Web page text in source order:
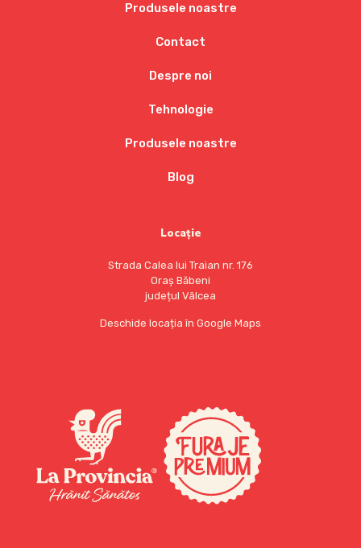
Produsele noastre
Contact
Despre noi
Tehnologie
Produsele noastre
Blog
Locație
Strada Calea lui Traian nr. 176
Oraș Băbeni
județul Vâlcea
Deschide locația în Google Maps